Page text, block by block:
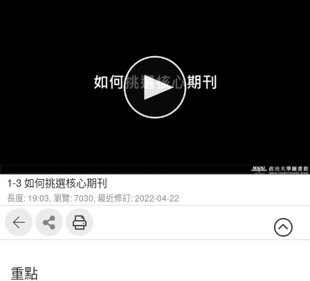
1-3 如何挑選核心期刊
長度: 19:03, 瀏覽: 7030, 最近修訂: 2022-04-22
重點